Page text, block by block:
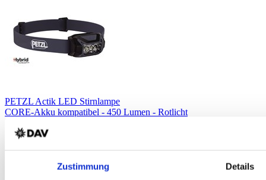
Zustimmung Details
PETZL Actik LED Stirnlampe
CORE-Akku kompatibel - 450 Lumen - Rotlicht